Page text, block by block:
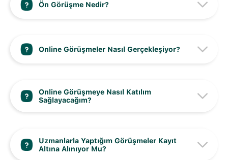
Ön Görüşme Nedir?
Online Görüşmeler Nasıl Gerçekleşiyor?
Online Görüşmeye Nasıl Katılım
Sağlayacağım?
Uzmanlarla Yaptığım Görüşmeler Kayıt
Altına Alınıyor Mu?